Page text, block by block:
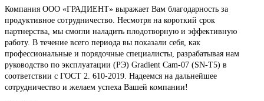
Компания ООО «ГРАДИЕНТ» выражает Вам благодарность за
продуктивное сотрудничество. Несмотря на короткий срок
партнерства, мы смогли наладить плодотворную и эффективную
работу. В течение всего периода вы показали себя, как
профессиональные и порядочные специалисты, разрабатывая нам
руководство по эксплуатации (РЭ) Gradient Cam-07 (SN-T5) в
соответствии с ГОСТ 2. 610-2019. Надеемся на дальнейшее
сотрудничество и желаем успеха Вашей компании!